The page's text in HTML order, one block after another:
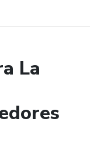
La